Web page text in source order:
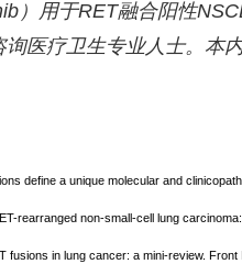
）用于RET融合阳性
医疗卫生专业人士。本
define a unique molecular and
rearranged non-small-cell lung
fusions in lung cancer: a mini-review. Front